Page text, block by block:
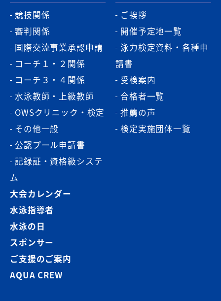
競技関係
審判関係
国際交流事業承認申請
コーチ１・２関係
コーチ３・４関係
水泳教師・上級教師
OWSクリニック・検定
その他一般
公認プール申請書
記録証・資格級システ
ム
ご挨拶
開催予定地一覧
泳力検定資料・各種申
請書
受検案内
合格者一覧
推薦の声
検定実施団体一覧
大会カレンダー
水泳指導者
水泳の日
スポンサー
ご支援のご案内
AQUA CREW